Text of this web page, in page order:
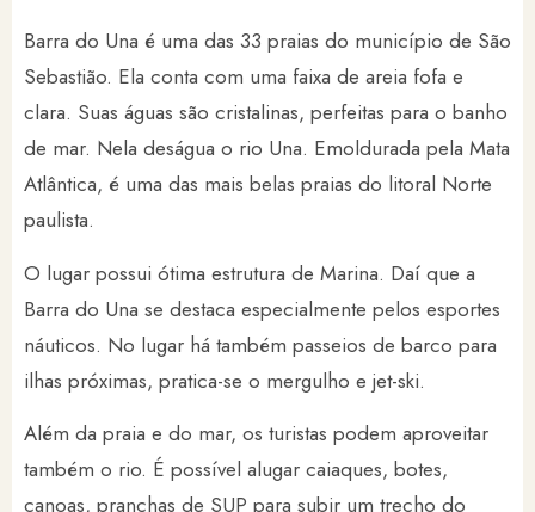
Barra do Una é uma das 33 praias do município de São
Sebastião. Ela conta com uma faixa de areia fofa e
clara. Suas águas são cristalinas, perfeitas para o banho
de mar. Nela deságua o rio Una. Emoldurada pela Mata
Atlântica, é uma das mais belas praias do litoral Norte
paulista.
O lugar possui ótima estrutura de Marina. Daí que a
Barra do Una se destaca especialmente pelos esportes
náuticos. No lugar há também passeios de barco para
ilhas próximas, pratica-se o mergulho e jet-ski.
Além da praia e do mar, os turistas podem aproveitar
também o rio. É possível alugar caiaques, botes,
canoas, pranchas de SUP para subir um trecho do